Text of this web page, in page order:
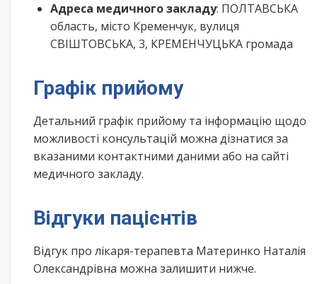
Адреса медичного закладу: ПОЛТАВСЬКА
область, місто Кременчук, вулиця
СВІШТОВСЬКА, 3, КРЕМЕНЧУЦЬКА громада
Графік прийому
Детальний графік прийому та інформацію щодо
можливості консультацій можна дізнатися за
вказаними контактними даними або на сайті
медичного закладу.
Відгуки пацієнтів
Відгук про лікаря-терапевта Материнко Наталія
Олександрівна можна залишити нижче.